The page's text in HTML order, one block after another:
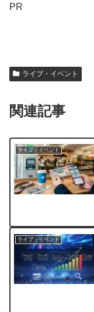
PR
ライブ・イベント
関連記事
ライブ・イベント
ライブ・イベント